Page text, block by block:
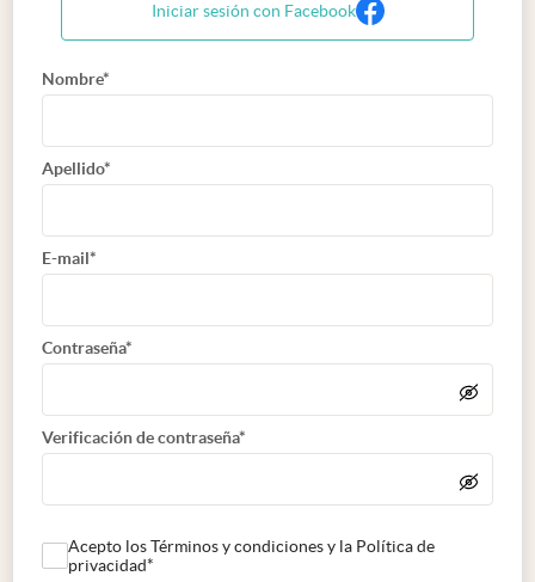
Iniciar sesión con Facebook
Nombre*
Apellido*
E-mail*
Contraseña*
Verificación de contraseña*
Acepto los Términos y condiciones y la Política de
privacidad*